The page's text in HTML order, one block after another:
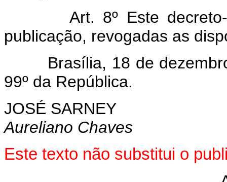
Art. 8º Este decreto-lei
publicação, revogadas as
Brasília, 18 de dezembro
99º da República.
JOSÉ SARNEY
Aureliano Chaves
Este texto não substitui o